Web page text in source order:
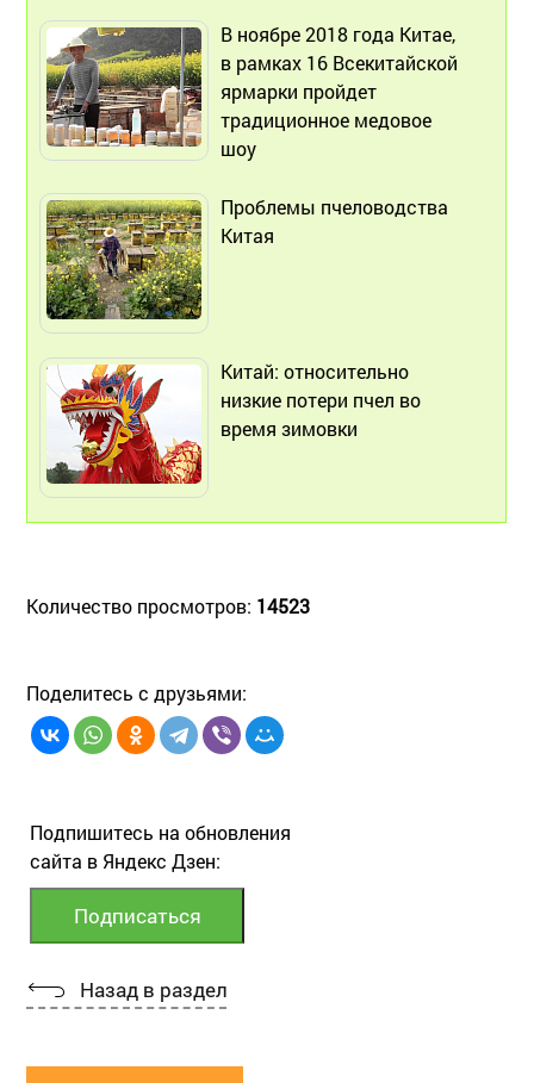
В ноябре 2018 года Китае,
в рамках 16 Всекитайской
ярмарки пройдет
традиционное медовое
шоу
Проблемы пчеловодства
Китая
Китай: относительно
низкие потери пчел во
время зимовки
Количество просмотров: 14523
Поделитесь с друзьями:
Подпишитесь на обновления
сайта в Яндекс Дзен:
Назад в раздел